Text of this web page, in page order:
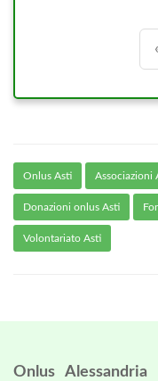
Onlus Asti Associazioni
Donazioni onlus Asti
Volontariato Asti
Onlus Alessandria